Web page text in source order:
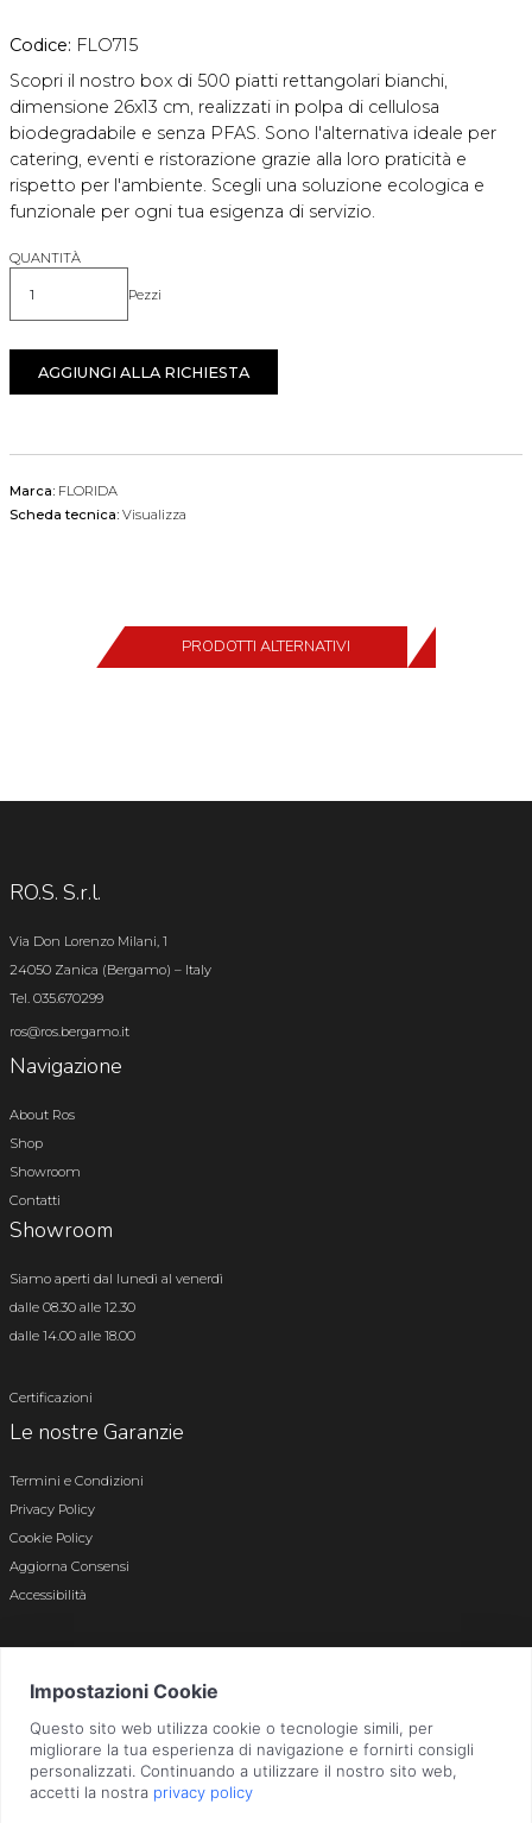
Codice: FLO715
Scopri il nostro box di 500 piatti rettangolari bianchi,
dimensione 26x13 cm, realizzati in polpa di cellulosa
biodegradabile e senza PFAS. Sono l'alternativa ideale per
catering, eventi e ristorazione grazie alla loro praticità e
rispetto per l'ambiente. Scegli una soluzione ecologica e
funzionale per ogni tua esigenza di servizio.
QUANTITÀ
Quantità Pezzi
AGGIUNGI ALLA RICHIESTA
Marca: FLORIDA
Scheda tecnica: Visualizza
PRODOTTI ALTERNATIVI
RO.S. S.r.l.
Via Don Lorenzo Milani, 1
24050 Zanica (Bergamo) – Italy
Tel. 035.670299
ros@ros.bergamo.it
Navigazione
About Ros
Shop
Showroom
Contatti
Showroom
Siamo aperti dal lunedì al venerdì
dalle 08.30 alle 12.30
dalle 14.00 alle 18.00
Certificazioni
Le nostre Garanzie
Termini e Condizioni
Privacy Policy
Cookie Policy
Aggiorna Consensi
Accessibilità
Bergamo n. 01496180165 · Capitale Sociale i.v. € 800.000,00